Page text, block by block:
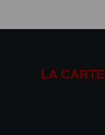
LA CARTE